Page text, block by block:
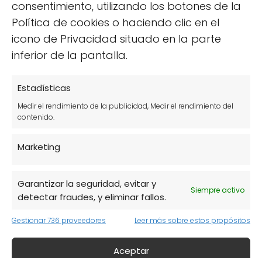
consentimiento, utilizando los botones de la
Política de cookies o haciendo clic en el
icono de Privacidad situado en la parte
inferior de la pantalla.
Estadísticas
Medir el rendimiento de la publicidad, Medir el rendimiento del
contenido.
Marketing
Garantizar la seguridad, evitar y
detectar fraudes, y eliminar fallos.
Siempre activo
Gestionar 736 proveedores Leer más sobre estos propósitos
Aceptar
La carne ecológica y la carne convencional
se diferencian en varios aspectos
fundamentales que afectan tanto la calidad
del producto como su impacto en la salud y
convencional proviene de animales criados
ecológica se produce bajo normas estrictas
uso limitado de aditivos químicos. Esto se
traduce en un producto más natural y
Una de las principales diferencias radica